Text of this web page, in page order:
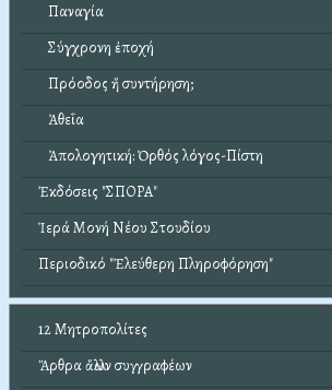
Παναγία
Σύγχρονη ἐποχή
Πρόοδος ἤ συντήρηση;
Ἀθεΐα
Ἀπολογητική: Ὀρθός λόγος-Πίστη
Ἐκδόσεις "ΣΠΟΡΑ"
Ἱερά Μονή Νέου Στουδίου
Περιοδικό "Ἐλεύθερη Πληροφόρηση"
12 Μητροπολίτες
Ἄρθρα ἄλλων συγγραφέων